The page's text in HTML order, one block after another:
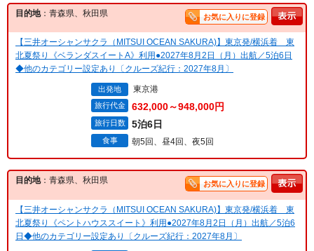
目的地：青森県、秋田県 お気に入りに登録
【三井オーシャンサクラ（MITSUI OCEAN SAKURA)】東京発/横浜着 東
北夏祭り《ベランダスイートA》利用●2027年8月2日（月）出航／5泊6日
◆他のカテゴリー設定あり〔クルーズ紀行：2027年8月〕
出発地 東京港
旅行代金 632,000～948,000円
旅行日数 5泊6日
食事 朝5回、昼4回、夜5回
目的地：青森県、秋田県 お気に入りに登録
【三井オーシャンサクラ（MITSUI OCEAN SAKURA)】東京発/横浜着 東
北夏祭り《ペントハウススイート》利用●2027年8月2日（月）出航／5泊6
日◆他のカテゴリー設定あり〔クルーズ紀行：2027年8月〕